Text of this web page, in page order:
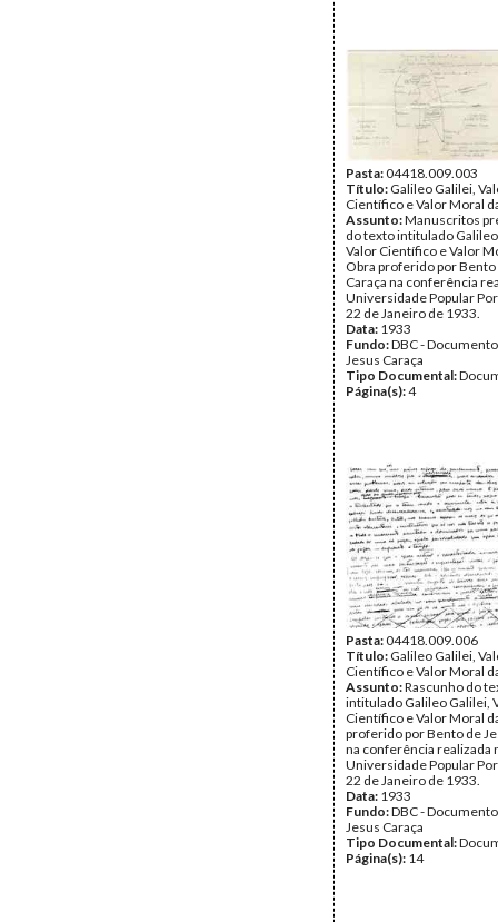
Pasta:04418.009.003
Título: Galileo Galilei,
Científico e Valor Moral
Assunto:Manuscritos
do texto intitulado
Valor Científico e Valor
Obra proferido por Bento
Caraça na conferência
Universidade Popular
22 de Janeiro de 1933.
Data: 1933
Fundo:DBC -
Jesus Caraça
Tipo Documental:
Página(s):4
Pasta:04418.009.006
Título: Galileo Galilei,
Científico e Valor Moral
Assunto:Rascunho do
intitulado Galileo Galilei,
Científico e Valor Moral
proferido por Bento de
na conferência realizada
Universidade Popular
22 de Janeiro de 1933.
Data: 1933
Fundo:DBC -
Jesus Caraça
Tipo Documental:
Página(s): 14